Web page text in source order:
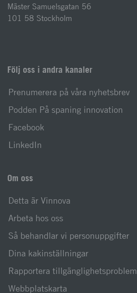
Mäster Samuelsgatan 56
101 58 Stockholm
Följ oss i andra kanaler
Prenumerera på våra nyhetsbrev
Podden På spaning innovation
Facebook
LinkedIn
Om oss
Detta är Vinnova
Arbeta hos oss
Så behandlar vi personuppgifter
Dina kakinställningar
Rapportera tillgänglighetsproblem
Webbplatskarta